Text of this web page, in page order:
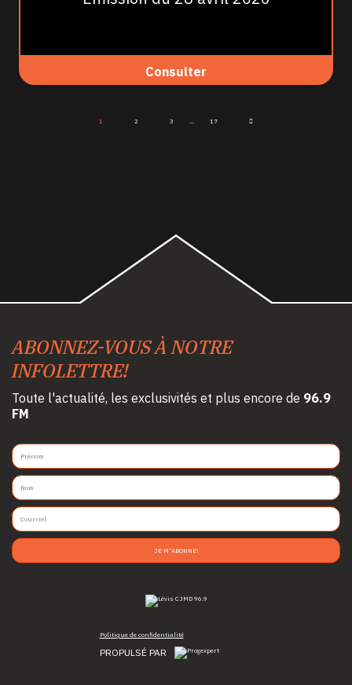
Consulter
1 2 3 ... 17
ABONNEZ-VOUS À NOTRE
INFOLETTRE!
Toute l'actualité, les exclusivités et plus encore de 96.9
FM
JE M'ABONNE!
Politique de confidentialité
PROPULSÉ PAR